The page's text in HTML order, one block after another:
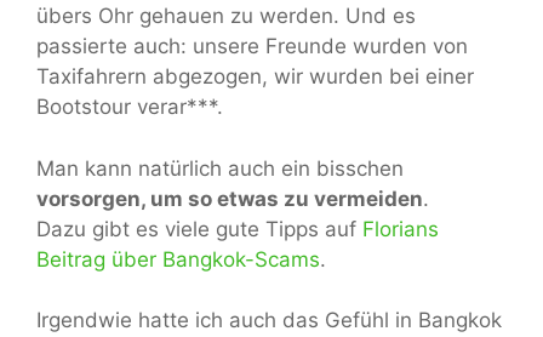
übers Ohr gehauen zu werden. Und es
passierte auch: unsere Freunde wurden von
Taxifahrern abgezogen, wir wurden bei einer
Bootstour verar***.
Man kann natürlich auch ein bisschen
vorsorgen, um so etwas zu vermeiden.
Dazu gibt es viele gute Tipps auf Florians
Beitrag über Bangkok-Scams.
Irgendwie hatte ich auch das Gefühl in Bangkok